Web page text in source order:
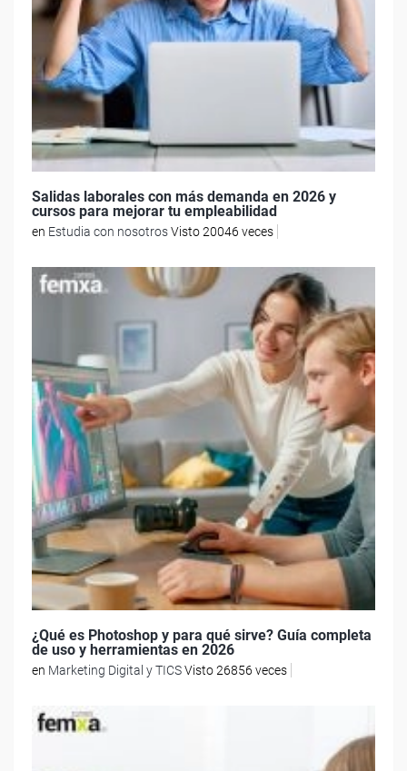
Salidas laborales con más demanda en 2026 y
cursos para mejorar tu empleabilidad
en Estudia con nosotrosVisto 20046 veces
¿Qué es Photoshop y para qué sirve? Guía completa
de uso y herramientas en 2026
en Marketing Digital y TICSVisto 26856 veces